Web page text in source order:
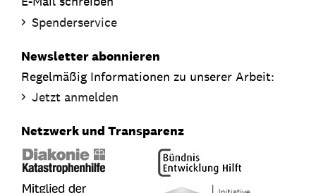
Spenderservice
Newsletter abonnieren
Regelmäßig Informationen zu unserer Arbeit:
Jetzt anmelden
Netzwerk und Transparenz